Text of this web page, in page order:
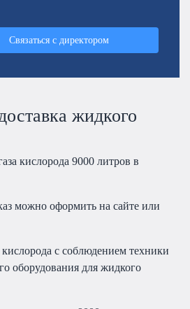
Связаться с директором
жидкого
кислорода 9000 литров в
можно оформить на сайте или
с соблюдением техники
оборудования для жидкого